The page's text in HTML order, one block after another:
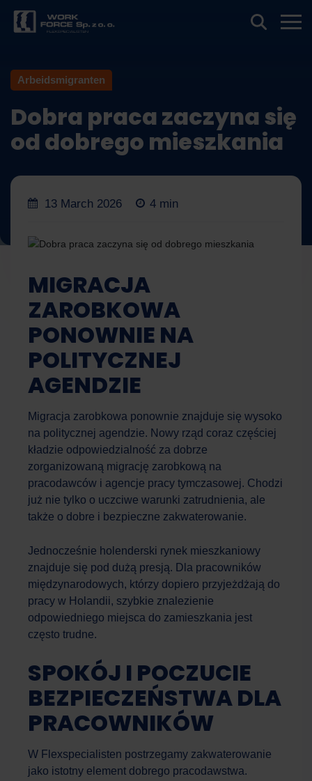
Arbeidsmigranten
Dobra praca zaczyna się
od dobrego mieszkania
13 March 2026 4 min
MIGRACJA
ZAROBKOWA
PONOWNIE NA
POLITYCZNEJ
AGENDZIE
Migracja zarobkowa ponownie znajduje się wysoko
na politycznej agendzie. Nowy rząd coraz częściej
kładzie odpowiedzialność za dobrze
zorganizowaną migrację zarobkową na
pracodawców i agencje pracy tymczasowej. Chodzi
już nie tylko o uczciwe warunki zatrudnienia, ale
także o dobre i bezpieczne zakwaterowanie.
Jednocześnie holenderski rynek mieszkaniowy
znajduje się pod dużą presją. Dla pracowników
międzynarodowych, którzy dopiero przyjeżdżają do
pracy w Holandii, szybkie znalezienie
odpowiedniego miejsca do zamieszkania jest
często trudne.
SPOKÓJ I POCZUCIE
BEZPIECZEŃSTWA DLA
PRACOWNIKÓW
W Flexspecialisten postrzegamy zakwaterowanie
jako istotny element dobrego pracodawstwa.